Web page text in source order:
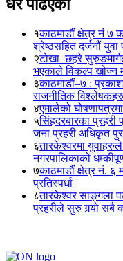
धेरै पढिएका
१काठमाडौं क्षेत्र नं ७
श्रेष्ठसहित दर्जनौं
२टोखा–छहरे
भएकाले विकल्प खोज्न
३काठमाडौं–७ :
राजनीतिक
४एमालेको
५सिंहदरबारका प्रहरी
जना प्रहरी अधिकृत
६तारकेश्वरमा युवाहरुले
नगरपालिकाको
७काठमाडौं क्षेत्र नं. ६
प्रतिस्पर्धा
८तारकेश्वर साङ्गला
प्रहरीले सुरु गर्‍यो सबै